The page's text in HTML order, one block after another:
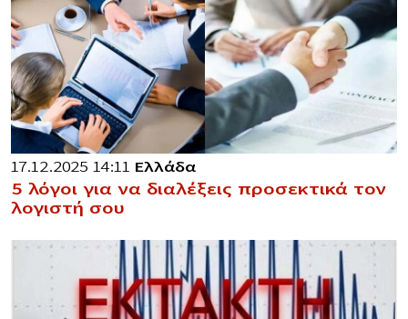
17.12.2025 14:11 Ελλάδα
5 λόγοι για να διαλέξεις προσεκτικά τον
λογιστή σου